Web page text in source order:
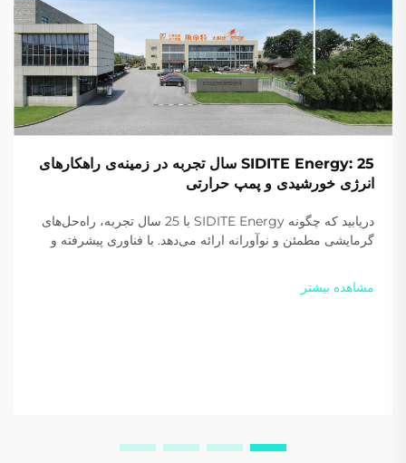
SIDITE Energy: 25 سال تجربه در زمینه‌ی راهکارهای
انرژی خورشیدی و پمپ حرارتی
دریابید که چگونه SIDITE Energy با 25 سال تجربه، راه‌حل‌های
گرمایشی مطمئن و نوآورانه ارائه می‌دهد. با فناوری پیشرفته و
مشاهده بیشتر